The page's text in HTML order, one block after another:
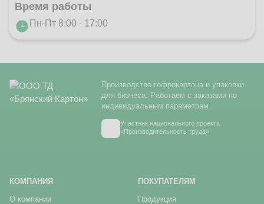
Время работы
Пн-Пт 8:00 - 17:00
Производство гофрокартона и упаковки
для бизнеса. Работаем с заказами по
индивидуальным параметрам.
Участник национального проекта
«Производительность труда»
КОМПАНИЯ
О компании
ПОКУПАТЕЛЯМ
Продукция